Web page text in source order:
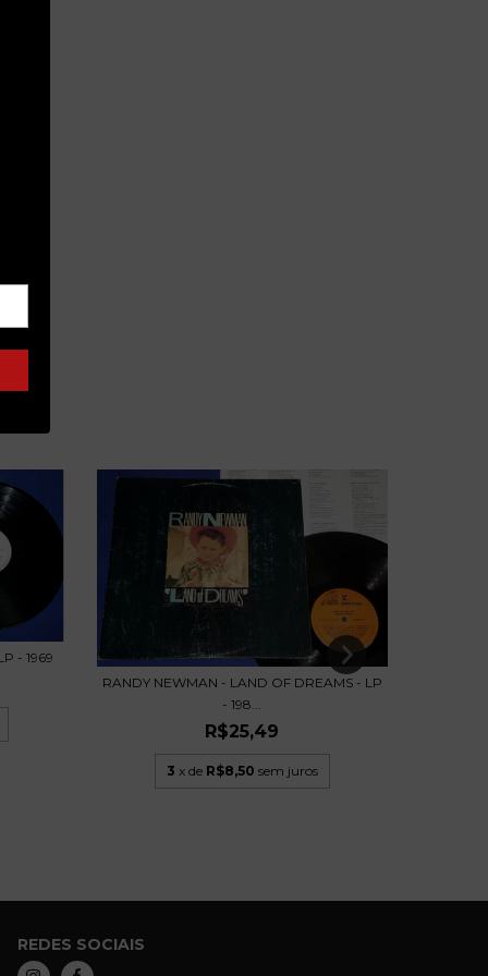
- 1969
RANDY NEWMAN - LAND OF DREAMS - LP
- 198...
R$25,49
3 x de R$8,50 sem juros
REDES SOCIAIS